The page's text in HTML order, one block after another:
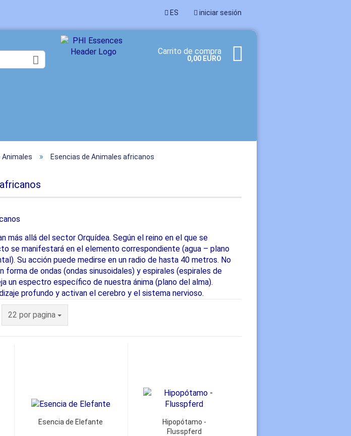
ES
idioma
iniciar sesión
Carrito de compra
0,00 EURO
Animales » Esencias de Animales africanos
más allá del sector Orquídea. Según el reino en el que se
se manifestará en el elemento correspondiente (agua – plano
Su acción puede medirse en un radio de hasta 40 metros. No
forma de ondas (ondas sinusoidales) y espirales (espirales de
un espectro específico de nuestra ánima (plano del alma).
profundo y activan el cerebro y el sistema nervioso.
22 por pagina
Esencia de Elefante
Hipopótamo -
Flusspferd